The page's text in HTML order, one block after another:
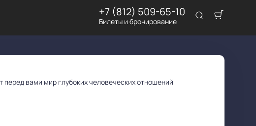
+7 (812) 509-65-10
Билеты и бронирование
вами мир глубоких человеческих отношений